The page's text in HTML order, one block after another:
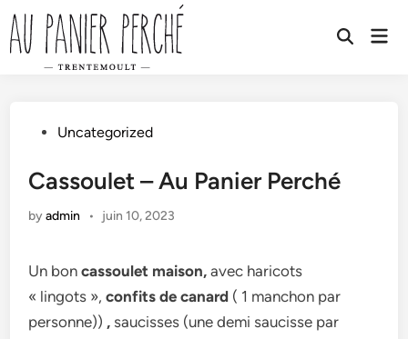
Skip
to
content
Open
PostedUncategorized
Cassoulet – Au Panier Perché
byadmin • juin 10, 2023
Un boncassoulet maison, avec haricots
« lingots »,confits de canard ( 1 manchon par
personne)) , saucisses (une demi saucisse par